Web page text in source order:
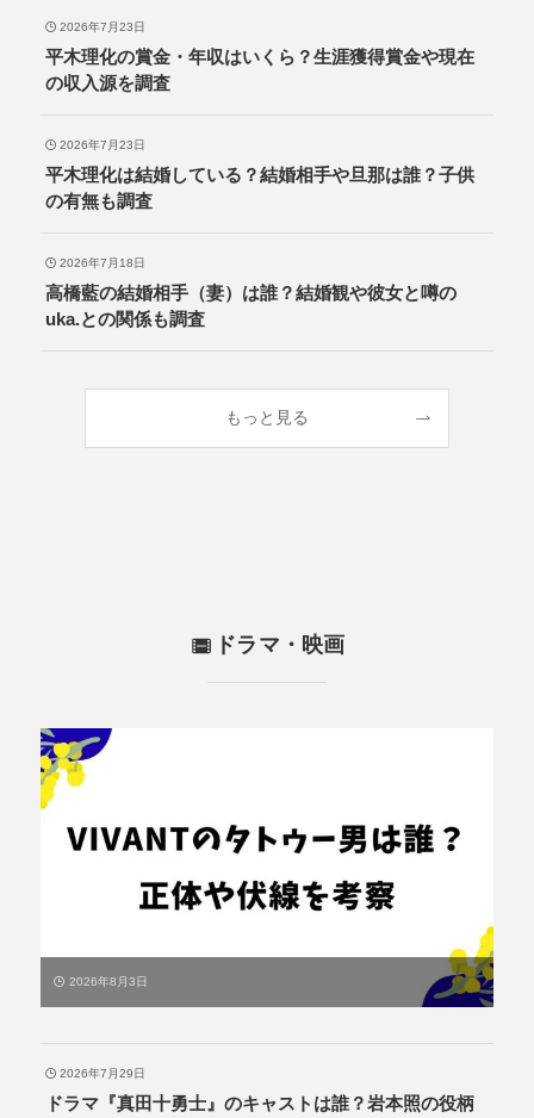
2026年7月23日
平木理化の賞金・年収はいくら？生涯獲得賞金や現在
の収入源を調査
2026年7月23日
平木理化は結婚している？結婚相手や旦那は誰？子供
の有無も調査
2026年7月18日
高橋藍の結婚相手（妻）は誰？結婚観や彼女と噂の
uka.との関係も調査
もっと見る
ドラマ・映画
2026年8月3日
2026年7月29日
ドラマ『真田十勇士』のキャストは誰？岩本照の役柄